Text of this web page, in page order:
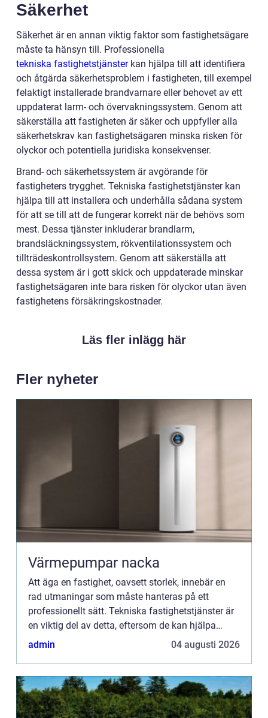
Säkerhet
Säkerhet är en annan viktig faktor som fastighetsägare
måste ta hänsyn till. Professionella
tekniska fastighetstjänsterkan hjälpa till att identifiera
och åtgärda säkerhetsproblem i fastigheten, till exempel
felaktigt installerade brandvarnare eller behovet av ett
uppdaterat larm- och övervakningssystem. Genom att
säkerställa att fastigheten är säker och uppfyller alla
säkerhetskrav kan fastighetsägaren minska risken för
olyckor och potentiella juridiska konsekvenser.
Brand- och säkerhetssystem är avgörande för
fastigheters trygghet. Tekniska fastighetstjänster kan
hjälpa till att installera och underhålla sådana system
för att se till att de fungerar korrekt när de behövs som
mest. Dessa tjänster inkluderar brandlarm,
brandsläckningssystem, rökventilationssystem och
tillträdeskontrollsystem. Genom att säkerställa att
dessa system är i gott skick och uppdaterade minskar
fastighetsägaren inte bara risken för olyckor utan även
fastighetens försäkringskostnader.
Läs fler inlägg här
Fler nyheter
Värmepumpar nacka
Att äga en fastighet, oavsett storlek, innebär en
rad utmaningar som måste hanteras på ett
professionellt sätt. Tekniska fastighetstjänster är
en viktig del av detta, eftersom de kan hjälpa
fastighetsäga...
admin 04 augusti 2026